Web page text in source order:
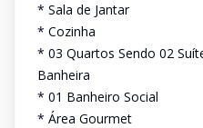
* Sala de Jantar
* Cozinha
* 03 Quartos Sendo 02
Banheira
* 01 Banheiro Social
* Área Gourmet